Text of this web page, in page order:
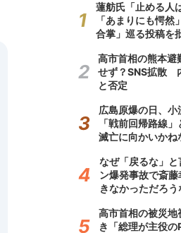
蓮舫氏「止める人
「あまりにも愕
合掌」巡る投稿を
高市首相の熊本避
せず？SNS拡散
と否定
広島原爆の日、
「戦前回帰路線
滅亡に向かいかね
なぜ「戻るな」
ン爆発事故で斎
きなかっただろう
高市首相の被災
き「総理が主役